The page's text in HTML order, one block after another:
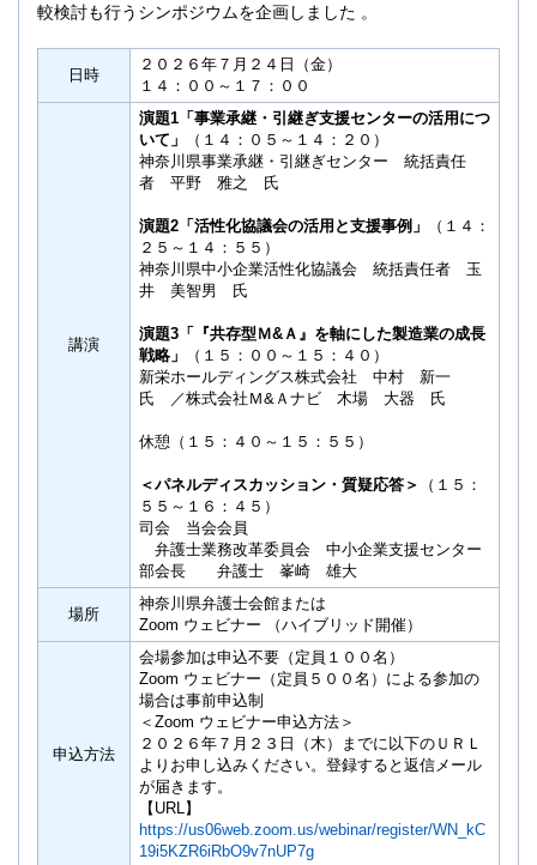
較検討も行うシンポジウムを企画しました 。
日時
２０２６年７月２４日（金）
１４：００～１７：００
講演
演題1「事業承継・引継ぎ支援センターの活用につ
いて」
（１４：０５～１４：２０）
神奈川県事業承継・引継ぎセンター 統括責任
者 平野 雅之 氏
演題2「活性化協議会の活用と支援事例」
（１４：
２５～１４：５５）
神奈川県中小企業活性化協議会 統括責任者 玉
井 美智男 氏
演題3「『共存型Ｍ&Ａ』を軸にした製造業の成長
戦略」
（１５：００～１５：４０）
新栄ホールディングス株式会社 中村 新一
氏 ／株式会社Ｍ&Ａナビ 木場 大器 氏
休憩（１５：４０～１５：５５）
＜パネルディスカッション・質疑応答＞
（１５：
５５～１６：４５）
司会 当会会員
弁護士業務改革委員会 中小企業支援センター
部会長 弁護士 峯崎 雄大
場所
神奈川県弁護士会館または
Zoom ウェビナー （ハイブリッド開催）
申込方法
会場参加は申込不要（定員１００名）
Zoom ウェビナー（定員５００名）による参加の
場合は事前申込制
＜Zoom ウェビナー申込方法＞
２０２６年７月２３日（木）までに以下のＵＲＬ
よりお申し込みください。登録すると返信メール
が届きます。
【URL】
https://us06web.zoom.us/webinar/register/WN_kC
19i5KZR6iRbO9v7nUP7g